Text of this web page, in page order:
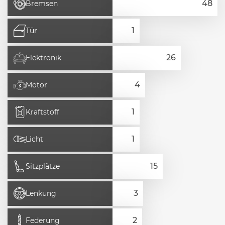
Bremsen
Tür
Elektronik
Motor
Kraftstoff
Licht
Sitzplätze
Lenkung
Federung